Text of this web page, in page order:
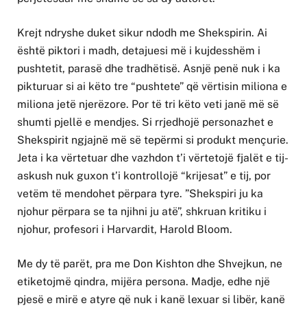
Krejt ndryshe duket sikur ndodh me Shekspirin. Ai
është piktori i madh, detajuesi më i kujdesshëm i
pushtetit, parasë dhe tradhëtisë. Asnjë penë nuk i ka
pikturuar si ai këto tre “pushtete” që vërtisin miliona e
miliona jetë njerëzore. Por të tri këto veti janë më së
shumti pjellë e mendjes. Si rrjedhojë personazhet e
Shekspirit ngjajnë më së tepërmi si produkt mençurie.
Jeta i ka vërtetuar dhe vazhdon t’i vërtetojë fjalët e tij-
askush nuk guxon t’i kontrollojë “krijesat” e tij, por
vetëm të mendohet përpara tyre. ”Shekspiri ju ka
njohur përpara se ta njihni ju atë”, shkruan kritiku i
njohur, profesori i Harvardit, Harold Bloom.
Me dy të parët, pra me Don Kishton dhe Shvejkun, ne
etiketojmë qindra, mijëra persona. Madje, edhe një
pjesë e mirë e atyre që nuk i kanë lexuar si libër, kanë